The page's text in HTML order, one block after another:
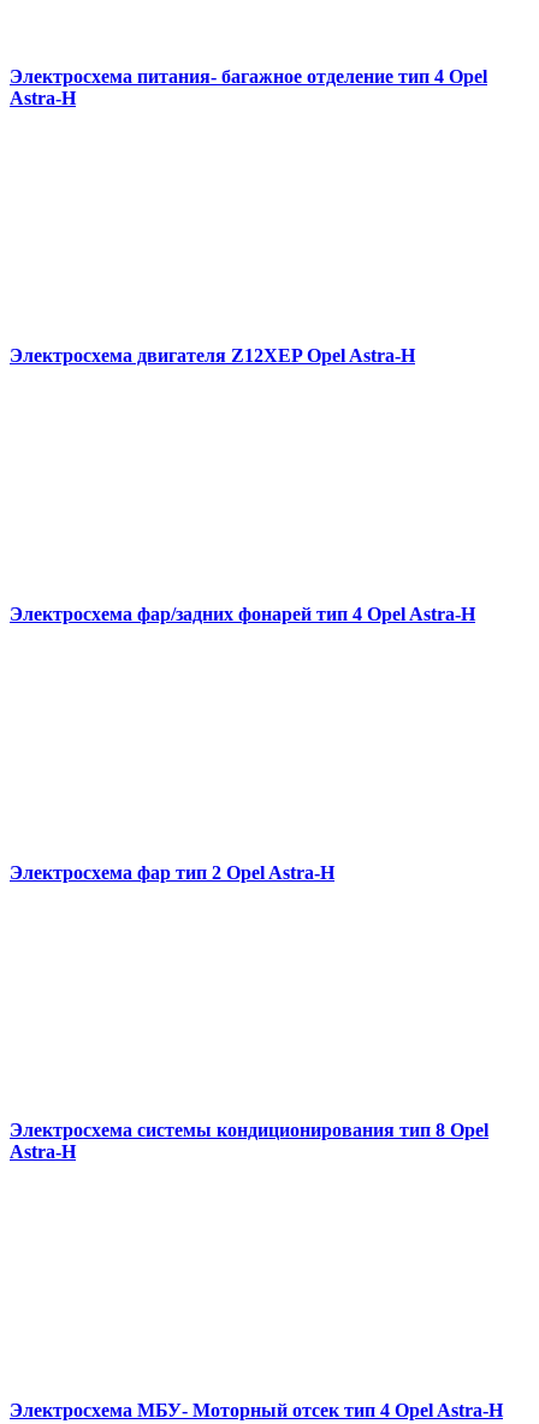
Электросхема питания- багажное отделение тип 4 Opel
Astra-H
Электросхема двигателя Z12XEP Opel Astra-H
Электросхема фар/задних фонарей тип 4 Opel Astra-H
Электросхема фар тип 2 Opel Astra-H
Электросхема системы кондиционирования тип 8 Opel
Astra-H
Электросхема МБУ- Моторный отсек тип 4 Opel Astra-H